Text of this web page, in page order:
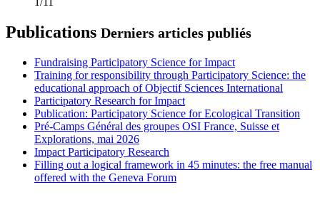
Publications Derniers articles publiés
Fundraising Participatory Science for Impact
Training for responsibility through Participatory Science: the
educational approach of Objectif Sciences International
Participatory Research for Impact
Publication: Participatory Science for Ecological Transition
Pré-Camps Général des groupes OSI France, Suisse et
Explorations, mai 2026
Impact Participatory Research
Filling out a logical framework in 45 minutes: the free manual
offered with the Geneva Forum